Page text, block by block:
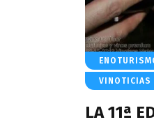
VINOTICIAS
LA 11ª